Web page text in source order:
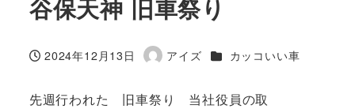
谷保天神 旧車祭り
投稿日
2024年12月13日
著
アイズ カテゴリー
カッコいい車
先週行われた 旧車祭り 当社役員の取